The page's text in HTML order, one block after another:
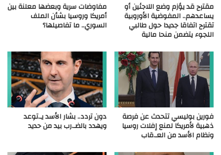
مقترح قد يؤزم وضع اللاجئين أو
يساعدهم.. المفوضية الأوروبية
تقترح اتفاقا جديدا حول طالبي
اللجوء يتضمن منحا مالية
مفاوضات سرية وبعضها معلنة بين
أمريكا وروسيا بشأن الملف
السوري.. ما تفاصيلها؟
فورين بوليسي تتحدث عن فرصة
ذهبية لأمريكا لمنع إفلات روسيا
ونظام الأسد من العـ.قاب
دون تردد.. بشار الأسد يـ.توعد
ويهدد بالضـ.رب بيد من حديد